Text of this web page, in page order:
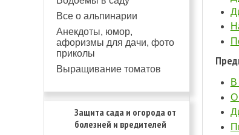
Все о альпинарии
Анекдоты, юмор,
афоризмы для дачи, фото
приколы
Выращивание томатов
Защита сада и огорода от
болезней и вредителей
В
О